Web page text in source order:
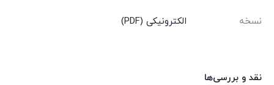
نسخه الکترونیکی (PDF)
نقد و بررسی‌ها